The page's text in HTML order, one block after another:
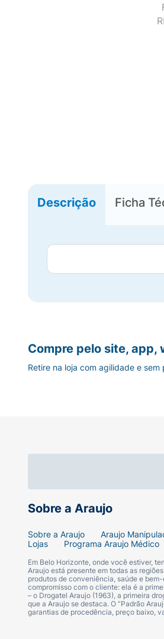
Descrição Ficha
Sobre a Araujo
Sobre a Araujo Araujo
Lojas
Programa Araujo Médico
Em Belo Horizonte, onde você estiver,
Araujo está presente em todas as
produtos de conveniência, saúde e
compromisso com o cliente: ela é a
– o Drogatel Araujo (1963), a primeira
que a Araujo se destaca. O “Padrão
garantias de procedência, preço baixo,
Compre pelo site,
Retire na loja com agilidade e sem